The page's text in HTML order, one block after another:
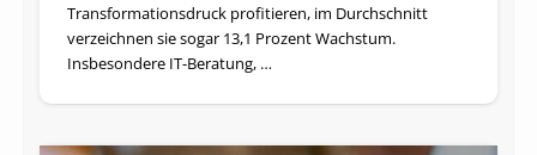
Transformationsdruck profitieren, im Durchschnitt
verzeichnen sie sogar 13,1 Prozent Wachstum.
Insbesondere IT-Beratung, …